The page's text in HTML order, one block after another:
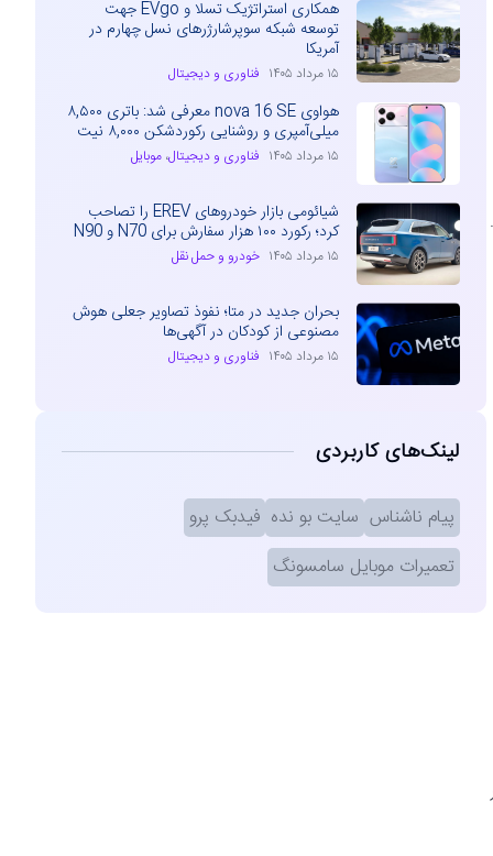
همکاری استراتژیک تسلا و EVgo جهت
توسعه شبکه سوپرشارژرهای نسل چهارم در
آمریکا
۱۵ مرداد ۱۴۰۵ فناوری و دیجیتال
هواوی nova 16 SE معرفی شد: باتری ۸,۵۰۰
میلی‌آمپری و روشنایی رکوردشکن ۸,۰۰۰ نیت
۱۵ مرداد ۱۴۰۵ فناوری و دیجیتال،موبایل
شیائومی بازار خودروهای EREV را تصاحب
کرد؛ رکورد ۱۰۰ هزار سفارش برای N70 و N90
۱۵ مرداد ۱۴۰۵ خودرو و حمل نقل
بحران جدید در متا؛ نفوذ تصاویر جعلی هوش
مصنوعی از کودکان در آگهی‌ها
۱۵ مرداد ۱۴۰۵ فناوری و دیجیتال
لینک‌های کاربردی
پیام ناشناس سایت بو نده فیدبک پرو
تعمیرات موبایل سامسونگ